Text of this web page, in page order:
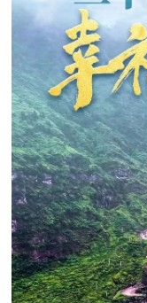
追
踪
国
防
法
规
国
防